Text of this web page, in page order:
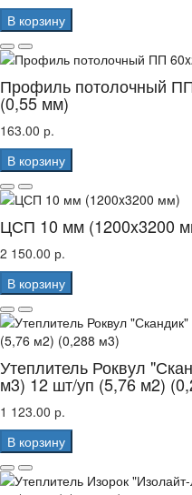
В корзину
Профиль потолочный
(0,55 мм)
163.00 р.
В корзину
ЦСП 10 мм (1200x3200
2 150.00 р.
В корзину
Утеплитель Роквул
м3) 12 шт/уп (5,76 м2)
1 123.00 р.
В корзину